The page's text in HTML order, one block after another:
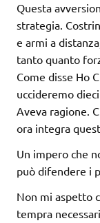
Questa
strategia.
e armi a
tanto quanto
Come disse Ho
uccideremo
Aveva ragione.
ora integra
Un impero che
può difendere i
Non mi aspetto
tempra